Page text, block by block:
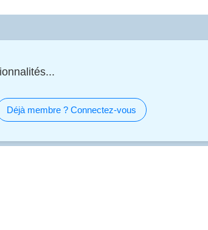
Déjà membre ? Connectez-vous